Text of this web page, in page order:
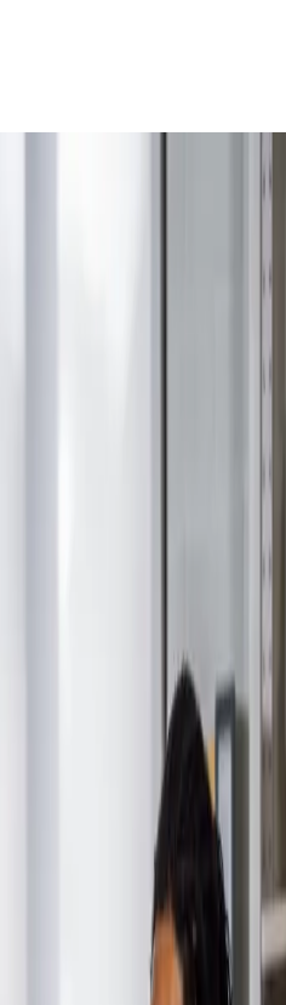
mostram que o conceito veio para
portadoras de futuro
são setores comerciais, empresas e
de integrar inovação,
Ao aderir a esse conceito, torna-
econômico alinhado ao bem-
representam uma mudança de
econômicos tradicionais, uma vez
socioambientais do presente e
de paradigma são os